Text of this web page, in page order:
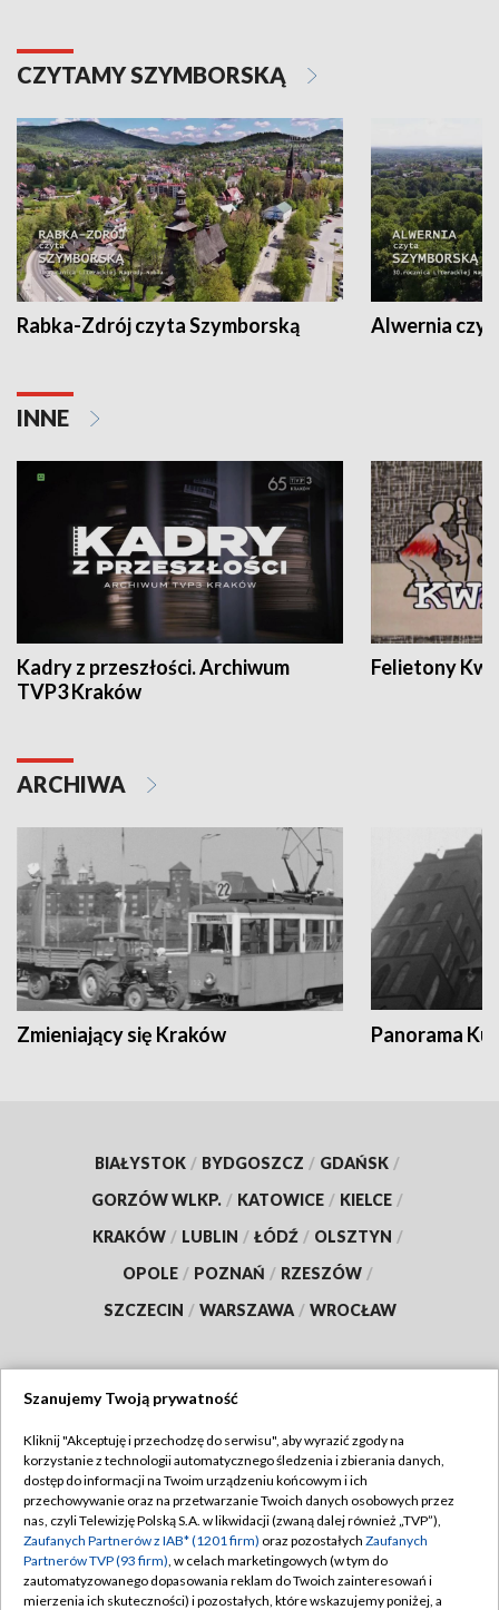
CZYTAMY SZYMBORSKĄ
Rabka-Zdrój czyta Szymborską Alwernia
INNE
Kadry z przeszłości. Archiwum
TVP3 Kraków
Felietony
ARCHIWA
Zmieniający się Kraków Panorama
BIAŁYSTOK / BYDGOSZCZ / GDAŃSK /
GORZÓW WLKP. / KATOWICE / KIELCE /
KRAKÓW / LUBLIN / ŁÓDŹ / OLSZTYN /
OPOLE / POZNAŃ / RZESZÓW /
SZCZECIN / WARSZAWA / WROCŁAW
TVP
Abonament TVP
Emisja w TVP
Centrum informacji TVP
Regulamin TVP
Polityka prywatności
Moje zgody
Szanujemy Twoją prywatność
Kliknij "Akceptuję i przechodzę do serwisu", aby wyrazić zgody na
korzystanie z technologii automatycznego śledzenia i zbierania danych,
dostęp do informacji na Twoim urządzeniu końcowym i ich
przechowywanie oraz na przetwarzanie Twoich danych osobowych przez
nas, czyli Telewizję Polską S.A. w likwidacji (zwaną dalej również „TVP”),
Zaufanych Partnerów z IAB* (1201 firm) oraz pozostałych Zaufanych
Partnerów TVP (93 firm), w celach marketingowych (w tym do
zautomatyzowanego dopasowania reklam do Twoich zainteresowań i
mierzenia ich skuteczności) i pozostałych, które wskazujemy poniżej, a